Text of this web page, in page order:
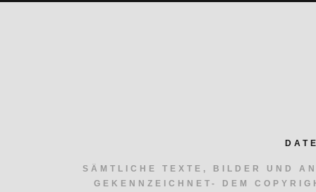
SÄMTLICHE TEXTE, BILDER UND
GEKENNZEICHNET- DEM